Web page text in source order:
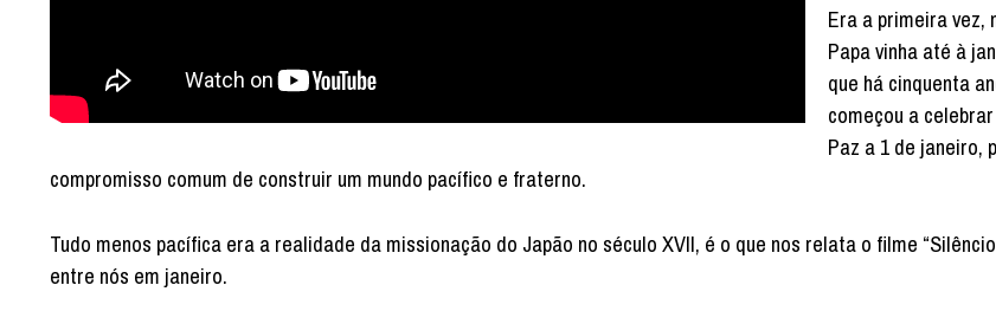
Era a primeira vez,
Papa vinha até à
que há cinquenta
começou a
Paz a 1 de janeiro,
compromisso comum de construir um mundo pacífico e fraterno.
Tudo menos pacífica era a realidade da missionação do Japão no século XVII, é o que nos relata o filme
entre nós em janeiro.